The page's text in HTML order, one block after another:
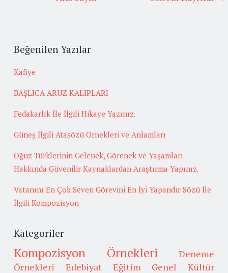
Beğenilen Yazılar
Kafiye
BAŞLICA ARUZ KALIPLARI
Fedakarlık İle İlgili Hikaye Yazınız.
Güneş İlgili Atasözü Örnekleri ve Anlamları
Oğuz Türklerinin Gelenek, Görenek ve Yaşamları
Hakkında Güvenilir Kaynaklardan Araştırma Yapınız.
Vatanını En Çok Seven Görevini En İyi Yapandır Sözü İle
İlgili Kompozisyon
Kategoriler
Kompozisyon Örnekleri
Deneme
Örnekleri
Edebiyat Eğitim Genel Kültür